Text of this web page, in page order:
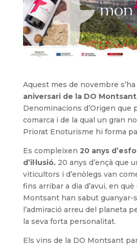
Aquest mes de novembre s’ha
aniversari de la DO Montsant
Denominacions d’Origen que
comarca i de la qual un gran
Priorat Enoturisme hi forma
Es compleixen 20 anys
d’il·lusió.20 anys d’ençà que
viticultors i d’enòlegs van
fins arribar a dia d’avui, en
Montsant han sabut guanyar-
l’admiració arreu del planeta
la seva forta personalitat.
Els vins de la DO Montsant